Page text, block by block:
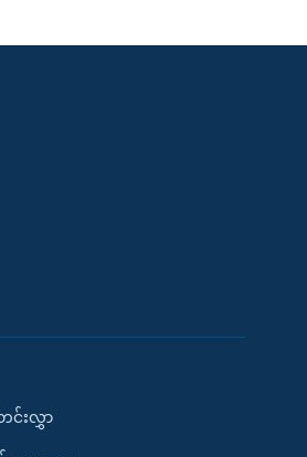
င်းလွှာ